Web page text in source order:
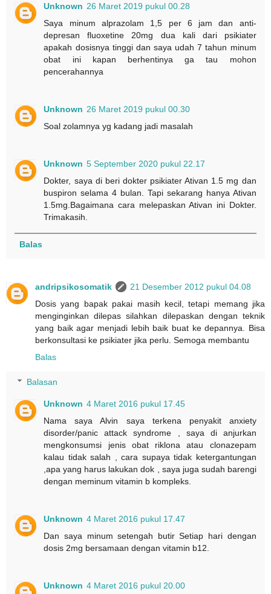
Unknown 26 Maret 2019 pukul 00.28
Saya minum alprazolam 1,5 per 6 jam dan anti-
depresan fluoxetine 20mg dua kali dari psikiater
apakah dosisnya tinggi dan saya udah 7 tahun minum
obat ini kapan berhentinya ga tau mohon
pencerahannya
Unknown 26 Maret 2019 pukul 00.30
Soal zolamnya yg kadang jadi masalah
Unknown 5 September 2020 pukul 22.17
Dokter, saya di beri dokter psikiater Ativan 1.5 mg dan
buspiron selama 4 bulan. Tapi sekarang hanya Ativan
1.5mg.Bagaimana cara melepaskan Ativan ini Dokter.
Trimakasih.
Balas
andripsikosomatik
21 Desember 2012 pukul 04.08
Dosis yang bapak pakai masih kecil, tetapi memang jika
menginginkan dilepas silahkan dilepaskan dengan teknik
yang baik agar menjadi lebih baik buat ke depannya. Bisa
berkonsultasi ke psikiater jika perlu. Semoga membantu
Balas
Balasan
Unknown 4 Maret 2016 pukul 17.45
Nama saya Alvin saya terkena penyakit anxiety
disorder/panic attack syndrome , saya di anjurkan
mengkonsumsi jenis obat riklona atau clonazepam
kalau tidak salah , cara supaya tidak ketergantungan
,apa yang harus lakukan dok , saya juga sudah barengi
dengan meminum vitamin b kompleks.
Unknown 4 Maret 2016 pukul 17.47
Dan saya minum setengah butir Setiap hari dengan
dosis 2mg bersamaan dengan vitamin b12.
Unknown 4 Maret 2016 pukul 20.00